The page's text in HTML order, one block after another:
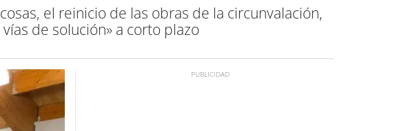
el reinicio de las obras de la circunvalación,
de solución» a corto plazo